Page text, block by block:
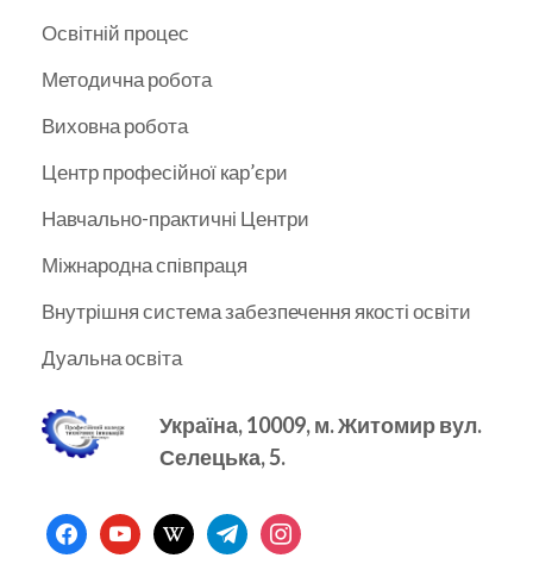
Освітній процес
Методична робота
Виховна робота
Центр професійної кар’єри
Навчально-практичні Центри
Міжнародна співпраця
Внутрішня система забезпечення якості освіти
Дуальна освіта
Україна, 10009, м.Житомир вул.
Селецька, 5.
facebookyoutubewikipediatelegraminstagram